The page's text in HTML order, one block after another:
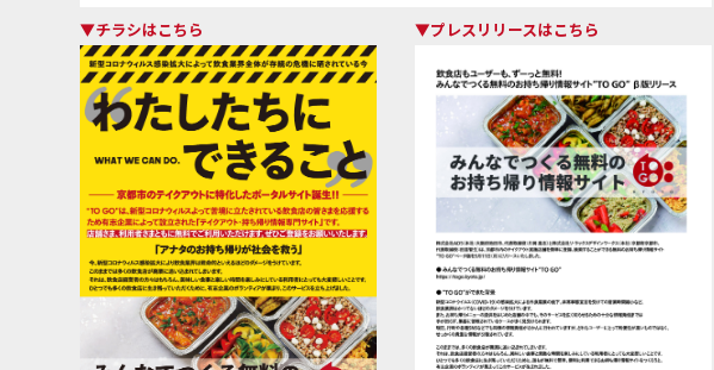
▼チラシはこちら ▼プレスリリースはこちら